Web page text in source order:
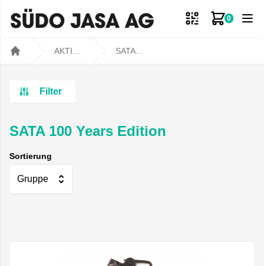
0
Zum
SATA 100 Years Edition
Filter
SATA 100 Years Edition
Sortierung
Gruppe